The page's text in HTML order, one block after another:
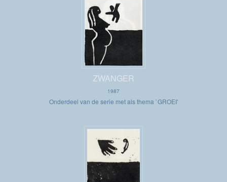
ZWANGER
1987
Onderdeel van de serie met als thema `GROEI'